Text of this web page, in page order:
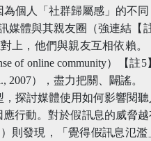
個人「社群歸屬感」的不
媒體與其親友圈（強連結【
上，他們與親友互相依賴。
of online community）【註
2007），盡力把關、闢謠。
探討媒體使用如何影響閱聽
行動。對於假訊息的威脅
則發現，「覺得假訊息氾